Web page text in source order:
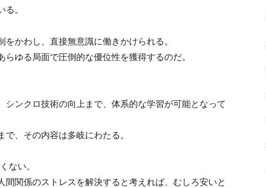
。
かわし、直接無意識に働きかけられる。
ゆる局面で圧倒的な優位性を獲得するのだ。
シンクロ技術の向上まで、体系的な学習が可能となって
、その内容は多岐にわたる。
ない。
間関係のストレスを解決すると考えれば、むしろ安いと